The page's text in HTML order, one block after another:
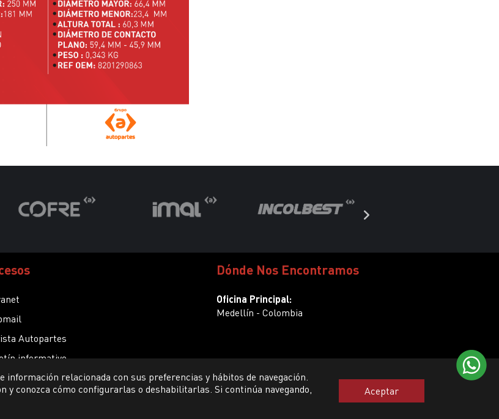
relacionada con sus preferencias y hábitos de navegación.
conozca cómo configurarlas o deshabilitarlas. Si continúa navegando,
Aceptar
Autopartes
informativo
de Datos Personales
legales y judiciales, remitirse al correo
Dónde Nos Encontramos
Oficina Principal:
Medellín - Colombia